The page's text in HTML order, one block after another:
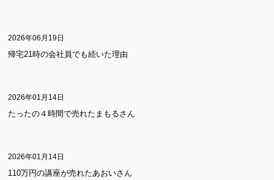
2026年06月19日
帰宅21時の会社員でも続いた理由
2026年01月14日
たったの４時間で売れたまもるさん
2026年01月14日
110万円の講座が売れたあおいさん